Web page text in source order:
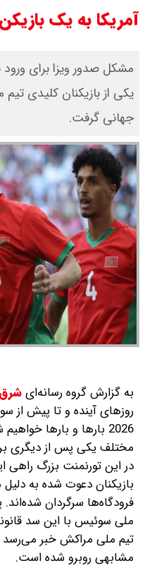
آمریکا به یک
‫مشکل صدور ویزا برای
یکی از بازیکنان کلیدی
جهانی گرفت.
به گزارش گروه رسانه‌ایشرق
روزهای آینده و تا پیش از
2026 بارها و بارها
مختلف یکی پس از دیگری
در این تورنمنت بزرگ راهی
بازیکنان دعوت شده به
فرودگاه‌ها سرگردان شده‌اند.
ملی سوئیس با این سد
تیم ملی مراکش خبر می‌رسد
مشابهی روبرو شده است.